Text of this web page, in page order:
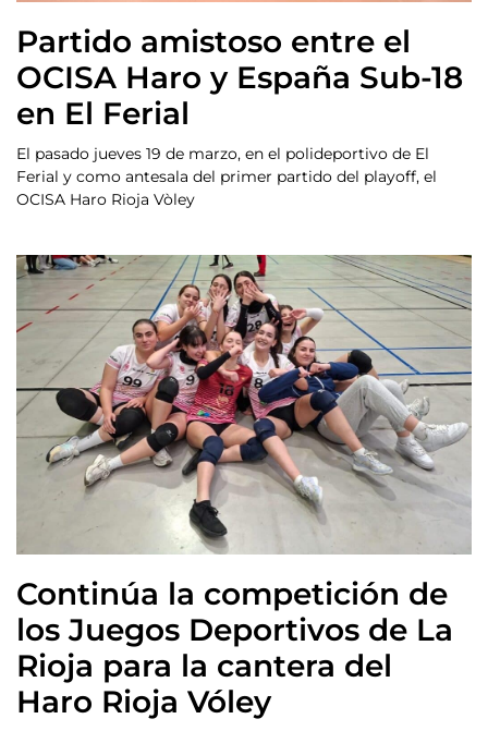
Partido amistoso entre el
OCISA Haro y España Sub-18
en El Ferial
El pasado jueves 19 de marzo, en el polideportivo de El
Ferial y como antesala del primer partido del playoff, el
OCISA Haro Rioja Vòley
Continúa la competición de
los Juegos Deportivos de La
Rioja para la cantera del
Haro Rioja Vóley